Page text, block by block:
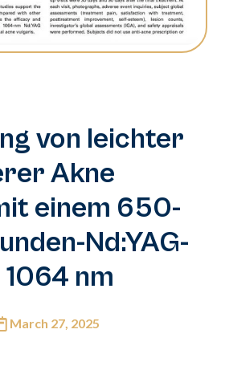
von leichter
Akne
einem 650-
Nd:YAG-
nm
March 27, 2025